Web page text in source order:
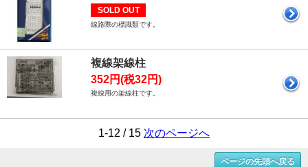
SOLD OUT
線路際の標識類です。
複線架線柱
352円(税32円)
複線用の架線柱です。
1-12 / 15 次のページへ
ページの先頭へ戻る